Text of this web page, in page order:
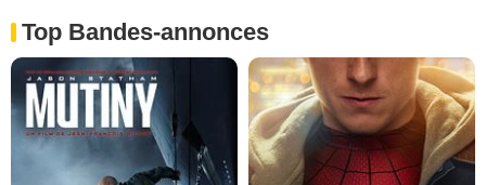
Top Bandes-annonces